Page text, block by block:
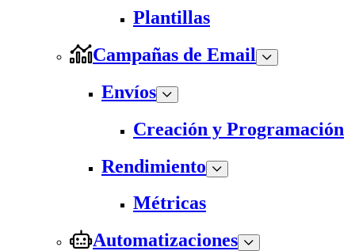
Plantillas
Campañas de Email
Envíos
Creación y Programación
Rendimiento
Métricas
Automatizaciones